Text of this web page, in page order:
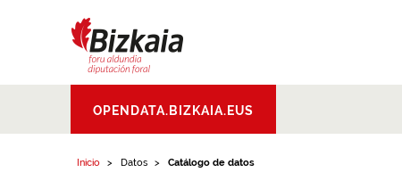
Aldundia.Diputacion
Foral de Bizkaia
OPENDATA.BIZKAIA.EUS
Inicio Datos Catálogo de datos